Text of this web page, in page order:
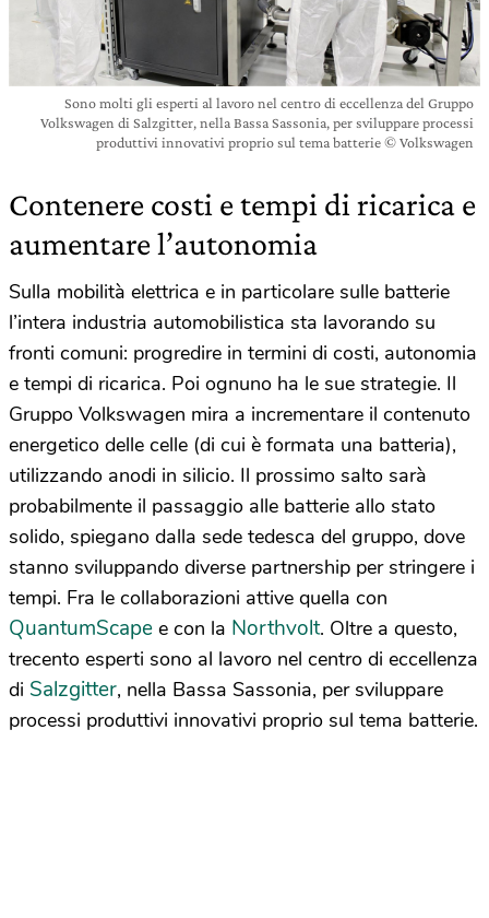
Sono molti gli esperti al lavoro nel centro di eccellenza del Gruppo
Volkswagen di Salzgitter, nella Bassa Sassonia, per sviluppare processi
produttivi innovativi proprio sul tema batterie © Volkswagen
Contenere costi e tempi di ricarica e
aumentare l’autonomia
Sulla mobilità elettrica e in particolare sulle batterie
l’intera industria automobilistica sta lavorando su
fronti comuni: progredire in termini di costi, autonomia
e tempi di ricarica. Poi ognuno ha le sue strategie. Il
Gruppo Volkswagen mira a incrementare il contenuto
energetico delle celle (di cui è formata una batteria),
utilizzando anodi in silicio. Il prossimo salto sarà
probabilmente il passaggio alle batterie allo stato
solido, spiegano dalla sede tedesca del gruppo, dove
stanno sviluppando diverse partnership per stringere i
tempi. Fra le collaborazioni attive quella con
QuantumScape e con la Northvolt. Oltre a questo,
trecento esperti sono al lavoro nel centro di eccellenza
di Salzgitter, nella Bassa Sassonia, per sviluppare
processi produttivi innovativi proprio sul tema batterie.